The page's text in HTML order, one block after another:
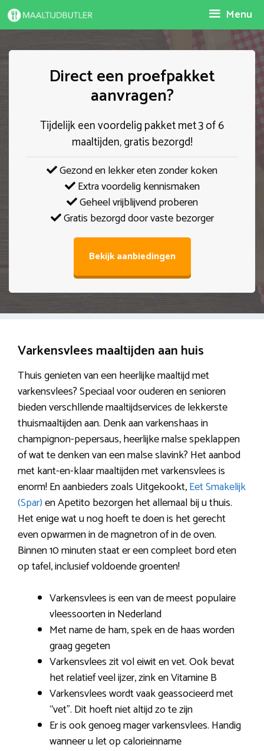
Spring
naar
Menu
Direct een proefpakket
aanvragen?
Tijdelijk een voordelig pakket met 3 of 6
maaltijden, gratis bezorgd!
Gezond en lekker eten zonder koken
Extra voordelig kennismaken
Geheel vrijblijvend proberen
Gratis bezorgd door vaste bezorger
Bekijk aanbiedingen
Varkensvlees maaltijden aan huis
Thuis genieten van een heerlijke maaltijd met
varkensvlees? Speciaal voor ouderen en senioren
bieden verschllende maaltijdservices de lekkerste
thuismaaltijden aan. Denk aan varkenshaas in
champignon-pepersaus, heerlijke malse speklappen
of wat te denken van een malse slavink? Het aanbod
met kant-en-klaar maaltijden met varkensvlees is
enorm! En aanbieders zoals Uitgekookt,Eet Smakelijk
(Spar)en Apetito bezorgen het allemaal bij u thuis.
Het enige wat u nog hoeft te doen is het gerecht
even opwarmen in de magnetron of in de oven.
Binnen 10 minuten staat er een compleet bord eten
op tafel, inclusief voldoende groenten!
Varkensvlees is een van de meest populaire
vleessoorten in Nederland
Met name de ham, spek en de haas worden
graag gegeten
Varkensvlees zit vol eiwit en vet. Ook bevat
het relatief veel ijzer, zink en Vitamine B
Varkensvlees wordt vaak geassocieerd met
“vet”. Dit hoeft niet altijd zo te zijn
Er is ook genoeg mager varkensvlees. Handig
wanneer u let op calorieinname